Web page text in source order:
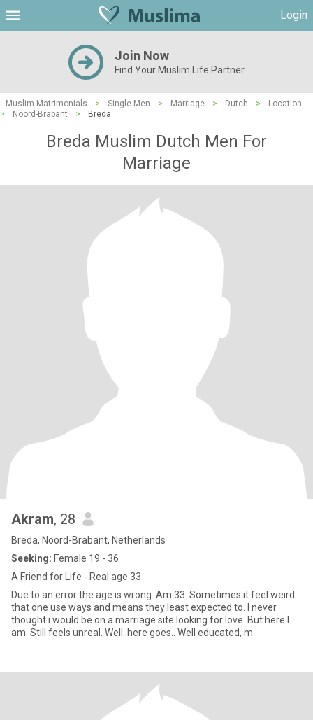
Login
Join Now
Find Your Muslim Life Partner
Muslim Matrimonials > Single Men > Marriage > Dutch >
Location
>
Noord-Brabant > Breda
Breda Muslim Dutch Men For
Marriage
Akram, 28
Breda, Noord-Brabant, Netherlands
Seeking: Female 19 - 36
A Friend for Life - Real age 33
Due to an error the age is wrong. Am 33. Sometimes it feel weird
that one use ways and means they least expected to. I never
thought i would be on a marriage site looking for love. But here I
am. Still feels unreal. Well..here goes.. Well educated, m